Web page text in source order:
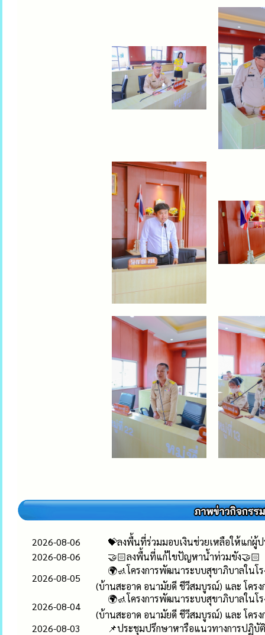
2026-08-06
💝ลงพื้นที่ร่วมมอบเงินช่วยเหลือให้แก่ผู้
2026-08-06
🤝🏻ลงพื้นที่แก้ไขปัญหาน้ำท่วมขัง🤝🏻
2026-08-05
🌍🚮โครงการพัฒนาระบบสุขาภิบาลในโ
(บ้านสะอาด อนามัยดี ชีวีสมบูรณ์) และ โครง
2026-08-04
🌍🚮โครงการพัฒนาระบบสุขาภิบาลในโ
(บ้านสะอาด อนามัยดี ชีวีสมบูรณ์) และ โครง
2026-08-03
📌ประชุมปรึกษาหารือแนวทางการปฏิ